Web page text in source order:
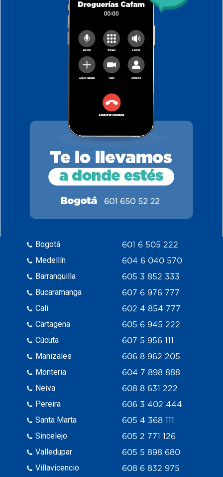
Bogotá
Medellín
Barranquilla
Bucaramanga
Cali
Cartagena
Cúcuta
Manizales
Monteria
Neiva
Pereira
Santa Marta
Sincelejo
Valledupar
Villavicencio
601 6 505 222
604 6 040 570
605 3 852 333
607 6 976 777
602 4 854 777
605 6 945 222
607 5 956 111
606 8 962 205
604 7 898 888
608 8 631 222
606 3 402 444
605 4 368 111
605 2 771 126
605 5 898 680
608 6 832 975